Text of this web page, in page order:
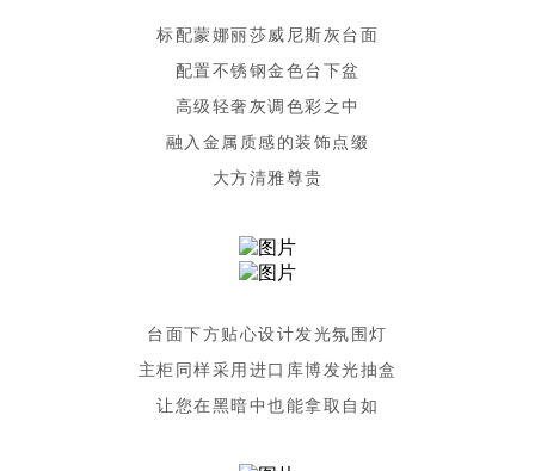
标配蒙娜丽莎威尼斯灰台面
配置不锈钢金色台下盆
高级轻奢灰调色彩之中
融入金属质感的装饰点缀
大方清雅尊贵
台面下方贴心设计发光氛围灯
主柜同样采用进口库博发光抽盒
让您在黑暗中也能拿取自如